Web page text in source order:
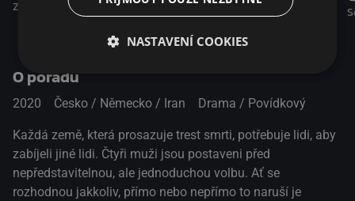
Začátek Kandahár Křik mravenců
O pořadu
2020 Česko / Německo / Iran Drama / Povídkový
Každá země, která prosazuje trest smrti, potřebuje lidi, aby
zabíjeli jiné lidi. Čtyři muži jsou postaveni před
nepředstavitelnou, ale jednoduchou volbu. Ať se
rozhodnou jakkoliv, přímo nebo nepřímo to naruší je
NASTAVENÍ COOKIES